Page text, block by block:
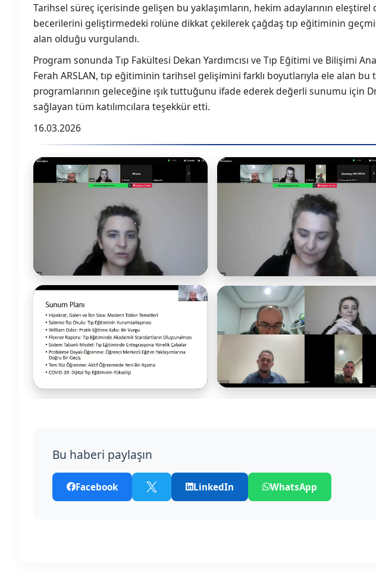
Tarihsel süreç içerisinde gelişen bu yaklaşımların, hekim adaylarının
becerilerini geliştirmedeki rolüne dikkat çekilerek çağdaş tıp eğitiminin
alan olduğu vurgulandı.
Program sonunda Tıp Fakültesi Dekan Yardımcısı ve Tıp Eğitimi ve Bilişimi
Ferah ARSLAN, tıp eğitiminin tarihsel gelişimini farklı boyutlarıyla ele alan
programlarının geleceğine ışık tuttuğunu ifade ederek değerli sunumu için Dr.
sağlayan tüm katılımcılara teşekkür etti.
16.03.2026
Bu haberi paylaşın
Facebook LinkedIn WhatsApp